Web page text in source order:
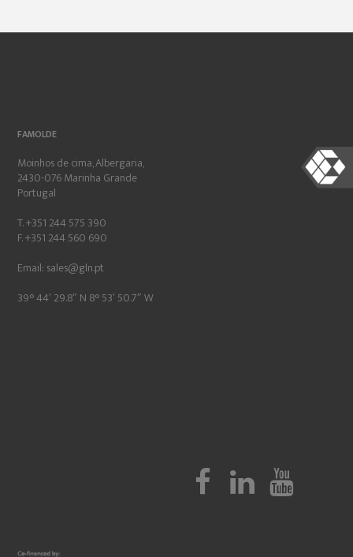
FAMOLDE
Moinhos de cima, Albergaria,
2430-076 Marinha Grande
Portugal
T. +351 244 575 390
F. +351 244 560 690
Email: sales@gln.pt
39° 44′ 29.8″ N 8° 53′ 50.7″ W